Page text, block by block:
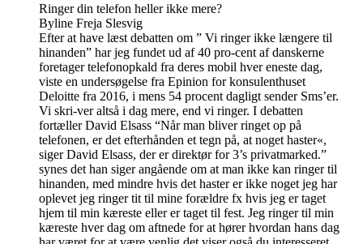
Ringer din telefon heller ikke mere?
Byline Freja Slesvig
Efter at have læst debatten om ” Vi ringer ikke længere til
hinanden” har jeg fundet ud af 40 pro-cent af danskerne
foretager telefonopkald fra deres mobil hver eneste dag,
viste en undersøgelse fra Epinion for konsulenthuset
Deloitte fra 2016, i mens 54 procent dagligt sender Sms’er.
Vi skri-ver altså i dag mere, end vi ringer. I debatten
fortæller David Elsass “Når man bliver ringet op på
telefonen, er det efterhånden et tegn på, at noget haster«,
siger David Elsass, der er direktør for 3’s privatmarked.”
synes det han siger angående om at man ikke kan ringer til
hinanden, med mindre hvis det haster er ikke noget jeg har
oplevet jeg ringer tit til mine forældre fx hvis jeg er taget
hjem til min kæreste eller er taget til fest. Jeg ringer til min
kæreste hver dag om aftnede for at hører hvordan hans dag